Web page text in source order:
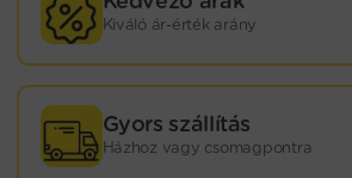
Kiváló ár-érték arány
Gyors szállítás
Házhoz vagy csomagpontra